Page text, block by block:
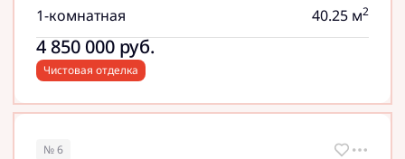
1-комнатная 40.25 м2
4 850 000 руб.
Чистовая отделка
№ 6